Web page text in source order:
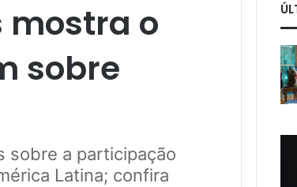
mostra o
sobre
sobre a participação
Latina; confira